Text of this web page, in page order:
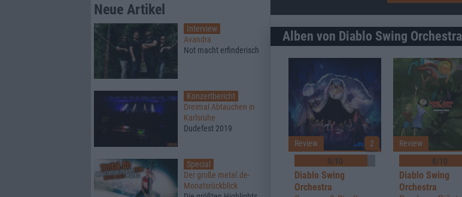
Alben von Diablo Swing Orchestra
9/10
Review
Diablo Swing
Orchestra
2
8/10
Review
Diablo Swing
Orchestra
Neue Artikel
Interview
Avandra
Not macht erfinderisch
Konzertbericht
Dreimal Abtauchen in
Karlsruhe
Dudefest 2019
Special
Der große metal.de-
Monatsrückblick